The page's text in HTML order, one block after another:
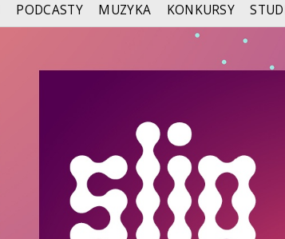
PODCASTY MUZYKA KONKURSY